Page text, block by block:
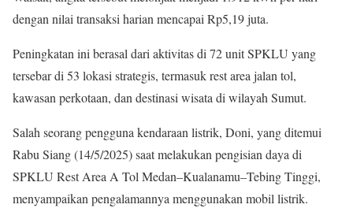
dengan nilai transaksi harian mencapai Rp5,19 juta.
Peningkatan ini berasal dari aktivitas di 72 unit SPKLU yang
tersebar di 53 lokasi strategis, termasuk rest area jalan tol,
kawasan perkotaan, dan destinasi wisata di wilayah Sumut.
Salah seorang pengguna kendaraan listrik, Doni, yang ditemui
Rabu Siang (14/5/2025) saat melakukan pengisian daya di
SPKLU Rest Area A Tol Medan–Kualanamu–Tebing Tinggi,
menyampaikan pengalamannya menggunakan mobil listrik.